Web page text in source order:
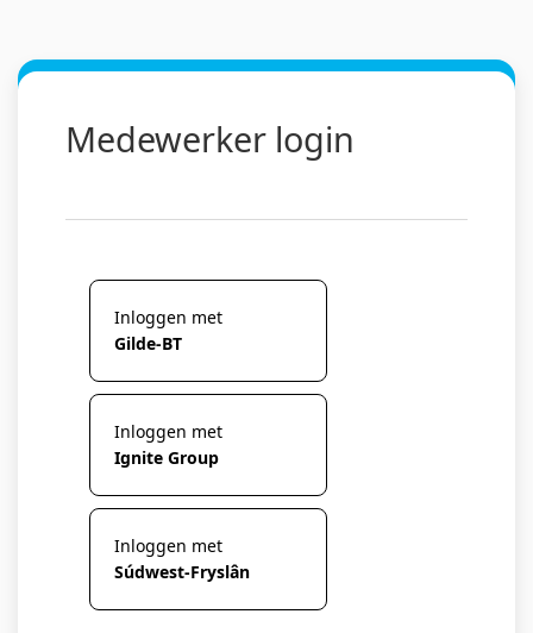
Medewerker login
Inloggen met
Gilde-BT
Inloggen met
Ignite Group
Inloggen met
Súdwest-Fryslân